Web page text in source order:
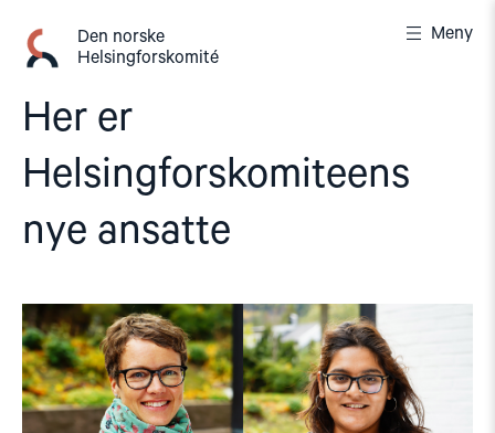
innhold
Den norske
Helsingforskomité
Meny
Her er
Helsingforskomiteens
nye ansatte